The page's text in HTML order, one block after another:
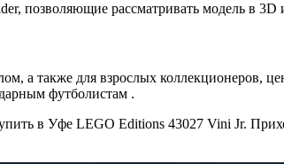
позволяющие рассматривать модель в 3D
а также для взрослых коллекционеров,
футболистам .
в Уфе LEGO Editions 43027 Vini Jr.